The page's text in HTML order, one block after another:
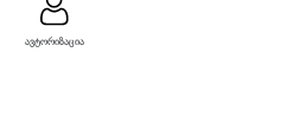
ავტორიზაცია